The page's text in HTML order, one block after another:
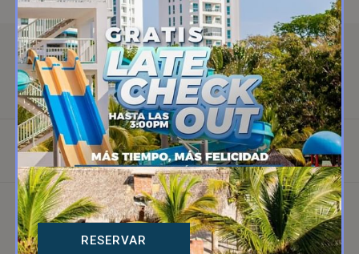
CONTACTO
POLÍTICA DE PRIVACIDAD
RESERVAR